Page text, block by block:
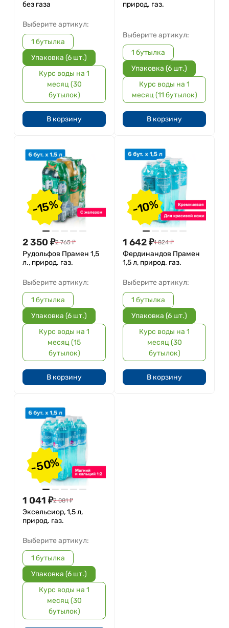
без газа
Выберите артикул:
1 бутылка
Упаковка (6 шт.)
Курс воды на 1
месяц (30
бутылок)
В корзину
природ. газ.
Выберите артикул:
1 бутылка
Упаковка (6 шт.)
Курс воды на 1
месяц (11 бутылок)
В корзину
-15%
2 350 ₽2 765 ₽
Рудольфов Прамен 1,5
л., природ. газ.
Выберите артикул:
1 бутылка
Упаковка (6 шт.)
Курс воды на 1
месяц (15
бутылок)
В корзину
-10%
1 642₽1 824 ₽
Фердинандов Прамен
1,5 л, природ. газ.
Выберите артикул:
1 бутылка
Упаковка (6 шт.)
Курс воды на 1
месяц (30
бутылок)
В корзину
-50%
1 041 ₽2 081 ₽
Эксельсиор, 1,5 л,
природ. газ.
Выберите артикул:
1 бутылка
Упаковка (6 шт.)
Курс воды на 1
месяц (30
бутылок)